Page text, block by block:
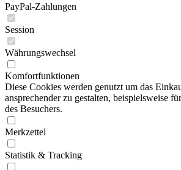
PayPal-Zahlungen
Session
Währungswechsel
Komfortfunktionen
Diese Cookies werden genutzt um das
ansprechender zu gestalten, beispielsweise
des Besuchers.
Merkzettel
Statistik & Tracking